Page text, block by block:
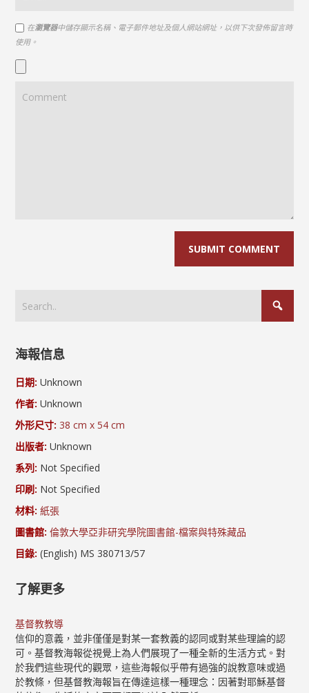
在瀏覽器中儲存顯示名稱、電子郵件地址及個人網站網址，以供下次發佈留言時
使用。
海報信息
日期: Unknown
作者: Unknown
外形尺寸: 38 cm x 54 cm
出版者: Unknown
系列: Not Specified
印刷: Not Specified
材料: 紙張
圖書館: 倫敦大學亞非研究學院圖書館-檔案與特殊藏品
目錄: (English) MS 380713/57
了解更多
基督教教導
信仰的意義，並非僅僅是對某一套教義的認同或對某些理論的認
可。基督教海報從視覺上為人們展現了一種全新的生活方式。對
於我們這些現代的觀眾，這些海報似乎帶有過強的說教意味或過
於教條，但基督教海報旨在傳達這樣一種理念：因著對耶穌基督